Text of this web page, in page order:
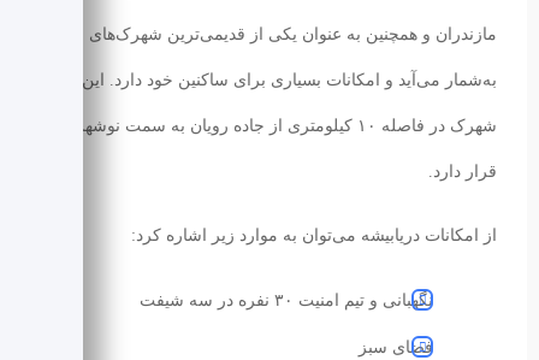
مازندران و همچنین به عنوان یکی از قدیمی‌ترین شهرک‌های شمال
به‌شمار می‌آید و امکانات بسیاری برای ساکنین خود دارد. این
شهرک در فاصله ۱۰ کیلومتری از جاده رویان به سمت نوشهر
قرار دارد.
از امکانات دریابیشه می‌توان به موارد زیر اشاره کرد:
نگهبانی و تیم امنیت ۳۰ نفره در سه شیفت
فضای سبز